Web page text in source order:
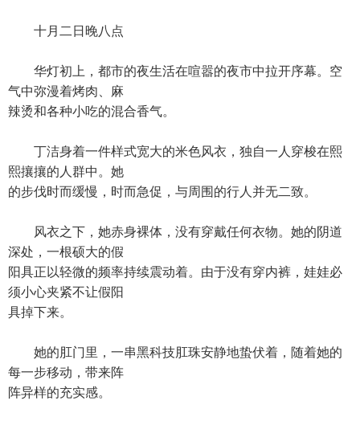
十月二日晚八点
华灯初上，都市的夜生活在喧嚣的夜市中拉开序幕。空
气中弥漫着烤肉、麻
辣烫和各种小吃的混合香气。
丁洁身着一件样式宽大的米色风衣，独自一人穿梭在熙
熙攘攘的人群中。她
的步伐时而缓慢，时而急促，与周围的行人并无二致。
风衣之下，她赤身裸体，没有穿戴任何衣物。她的阴道
深处，一根硕大的假
阳具正以轻微的频率持续震动着。由于没有穿内裤，娃娃必
须小心夹紧不让假阳
具掉下来。
她的肛门里，一串黑科技肛珠安静地蛰伏着，随着她的
每一步移动，带来阵
阵异样的充实感。